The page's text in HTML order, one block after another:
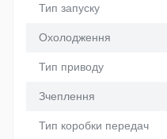
Тип запуску
Охолодження
Тип приводу
Зчеплення
Тип коробки передач